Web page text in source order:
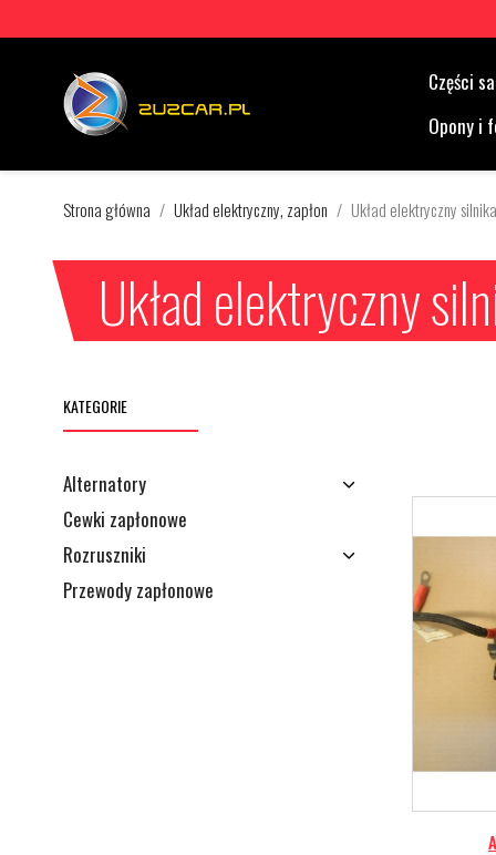
Części
Opony i
Strona główna Układ elektryczny, zapłon Układ elektryczny silnika
Układ elektryczny
KATEGORIE
Alternatory
Cewki zapłonowe
Rozruszniki
Przewody zapłonowe